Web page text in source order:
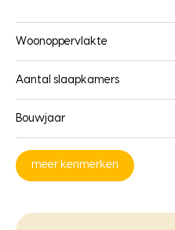
Woonoppervlakte
Aantal slaapkamers
Bouwjaar
meer kenmerken